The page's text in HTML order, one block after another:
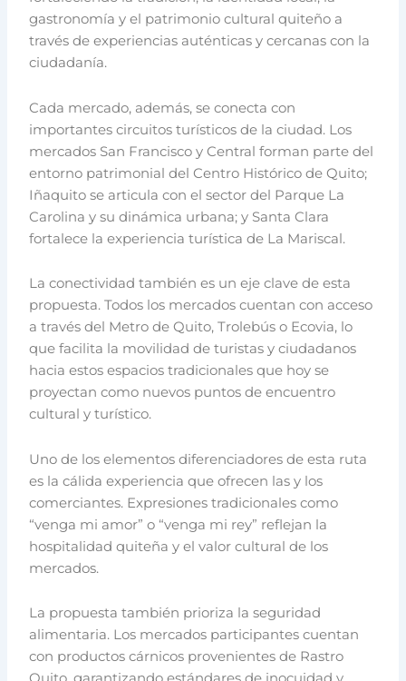
gastronomía y el patrimonio cultural quiteño a
través de experiencias auténticas y cercanas con la
ciudadanía.
Cada mercado, además, se conecta con
importantes circuitos turísticos de la ciudad. Los
mercados San Francisco y Central forman parte del
entorno patrimonial del Centro Histórico de Quito;
Iñaquito se articula con el sector del Parque La
Carolina y su dinámica urbana; y Santa Clara
fortalece la experiencia turística de La Mariscal.
La conectividad también es un eje clave de esta
propuesta. Todos los mercados cuentan con acceso
a través del Metro de Quito, Trolebús o Ecovia, lo
que facilita la movilidad de turistas y ciudadanos
hacia estos espacios tradicionales que hoy se
proyectan como nuevos puntos de encuentro
cultural y turístico.
Uno de los elementos diferenciadores de esta ruta
es la cálida experiencia que ofrecen las y los
comerciantes. Expresiones tradicionales como
“venga mi amor” o “venga mi rey” reflejan la
hospitalidad quiteña y el valor cultural de los
mercados.
La propuesta también prioriza la seguridad
alimentaria. Los mercados participantes cuentan
con productos cárnicos provenientes de Rastro